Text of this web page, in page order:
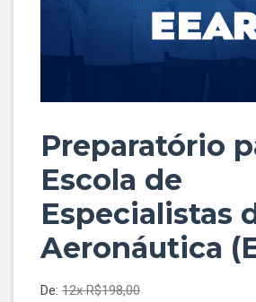
Preparatório
Escola de
Especialistas
Aeronáutica
De: 12xR$198,00